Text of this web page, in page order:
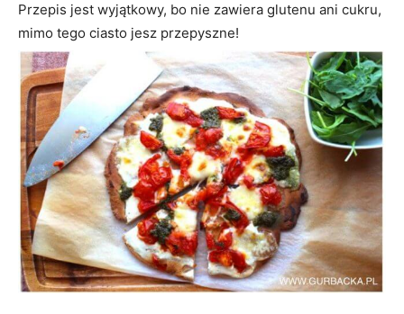
Przepis jest wyjątkowy, bo nie zawiera glutenu ani cukru,
mimo tego ciasto jesz przepyszne!